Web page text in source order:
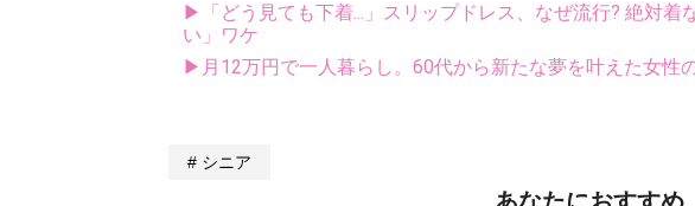
▶「どう見ても下着...」スリップドレス、なぜ流行? 絶対着
い」ワケ
▶月12万円で一人暮らし。60代から新たな夢を叶えた女性
シニア